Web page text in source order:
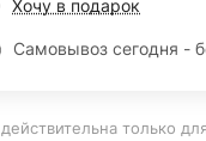
Хочу в подарок
Самовывоз сегодня -
только